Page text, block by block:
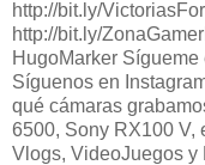
http://bit.ly/
http://bit.ly/
HugoMarker
Síguenos en
qué cámaras
6500, Sony RX100 V,
Vlogs, VideoJuegos y